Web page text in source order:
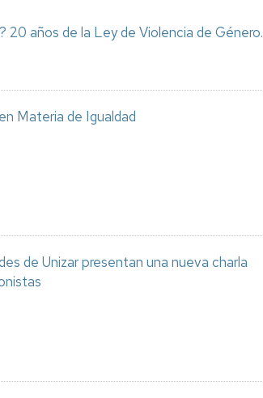
20 años de la Ley de Violencia de Género.
Materia de Igualdad
de Unizar presentan una nueva charla